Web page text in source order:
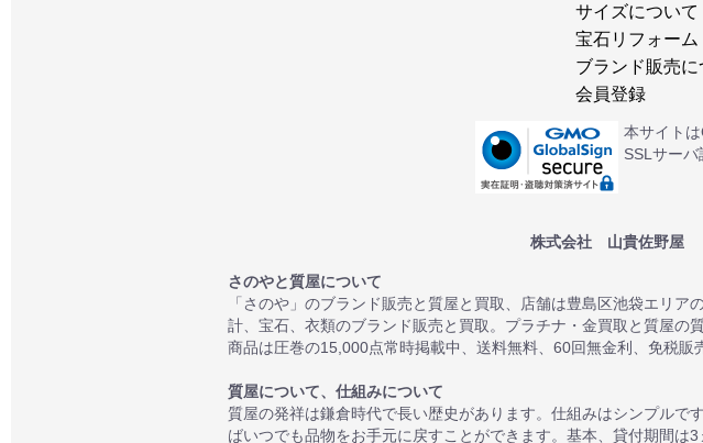
サイズについて
宝石リフォーム
ブランド販売に
会員登録
本サイト
SSLサーバ
株式会社 山貴佐野屋
さのやと質屋について
「さのや」のブランド販売と質屋と買取、店舗は豊島区池袋エリ
計、宝石、衣類のブランド販売と買取。プラチナ・金買取と質屋
商品は圧巻の15,000点常時掲載中、送料無料、60回無金利、免税販
質屋について、仕組みについて
質屋の発祥は鎌倉時代で長い歴史があります。仕組みはシンプルで
ばいつでも品物をお手元に戻すことができます。基本、貸付期間は